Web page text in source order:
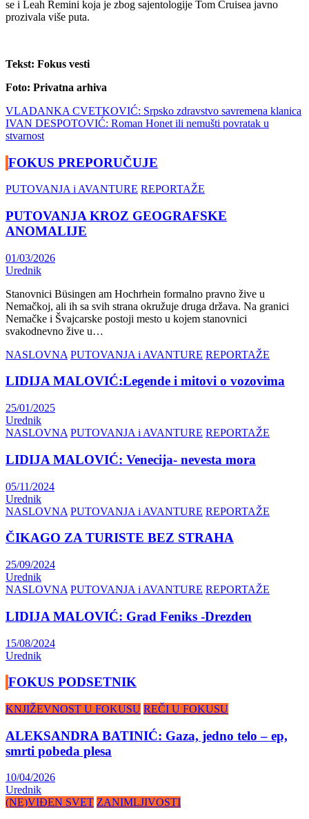
se i Leah Remini koja je zbog sajentologije Tom Cruisea javno
prozivala više puta.
Tekst: Fokus vesti
Foto: Privatna arhiva
Navigacija
članaka
VLADANKA CVETKOVIĆ: Srpsko zdravstvo savremena klanica
IVAN DESPOTOVIĆ: Roman Honet ili nemušti povratak u
stvarnost
FOKUS PREPORUČUJE
PUTOVANJA i AVANTURE REPORTAŽE
PUTOVANJA KROZ GEOGRAFSKE
ANOMALIJE
01/03/2026
Urednik
Stanovnici Büsingen am Hochrhein formalno pravno žive u
Nemačkoj, ali ih sa svih strana okružuje druga država. Na granici
Nemačke i Švajcarske postoji mesto u kojem stanovnici
svakodnevno žive u…
NASLOVNA PUTOVANJA i AVANTURE REPORTAŽE
LIDIJA MALOVIĆ:Legende i mitovi o vozovima
25/01/2025
Urednik
NASLOVNA PUTOVANJA i AVANTURE REPORTAŽE
LIDIJA MALOVIĆ: Venecija- nevesta mora
05/11/2024
Urednik
NASLOVNA PUTOVANJA i AVANTURE REPORTAŽE
ČIKAGO ZA TURISTE BEZ STRAHA
25/09/2024
Urednik
NASLOVNA PUTOVANJA i AVANTURE REPORTAŽE
LIDIJA MALOVIĆ: Grad Feniks -Drezden
15/08/2024
Urednik
FOKUS PODSETNIK
KNJIŽEVNOST U FOKUSU REČI U FOKUSU
ALEKSANDRA BATINIĆ: Gaza, jedno telo – ep,
smrti pobeda plesa
10/04/2026
Urednik
(NE)VIĐEN SVET ZANIMLJIVOSTI